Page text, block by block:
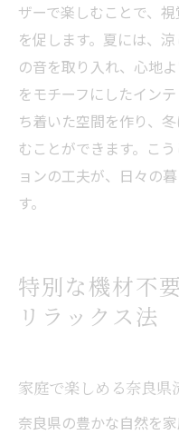
ザーで楽しむことで、
を促します。夏には、
の音を取り入れ、心地
をモチーフにしたイン
ち着いた空間を作り、
むことができます。こ
ョンの工夫が、日々の
す。
特別な機材不
リラックス法
家庭で楽しめる奈良県
奈良県の豊かな自然を